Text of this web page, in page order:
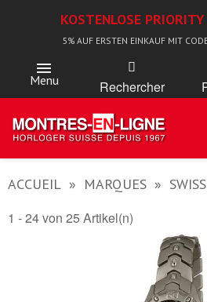
KOSTENLOSE
5% AUF ERSTEN EINKAUF MIT
Menu Rechercher
ACCUEIL MARQUES
1 - 24 von 25 Artikel(n)